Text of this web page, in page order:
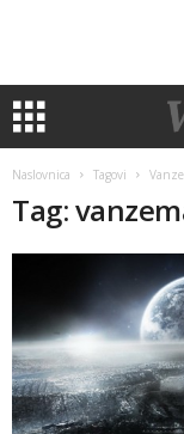
Naslovnica Tagovi
Tag: